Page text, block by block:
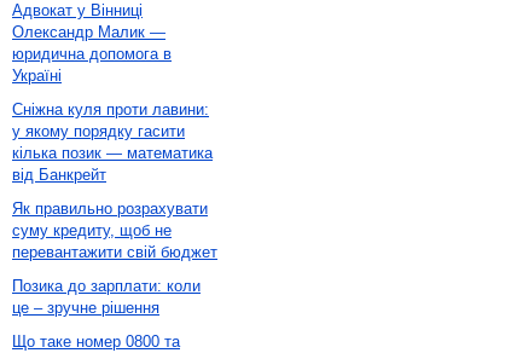
Адвокат у Вінниці
Олександр Малик —
юридична допомога в
Україні
Сніжна куля проти лавини:
у якому порядку гасити
кілька позик — математика
від Банкрейт
Як правильно розрахувати
суму кредиту, щоб не
перевантажити свій бюджет
Позика до зарплати: коли
це – зручне рішення
Що таке номер 0800 та